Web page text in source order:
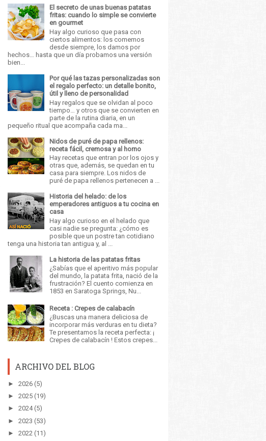
El secreto de unas buenas patatas
fritas: cuando lo simple se convierte
en gourmet
Hay algo curioso que pasa con
ciertos alimentos: los comemos
desde siempre, los damos por
hechos… hasta que un día probamos una versión
bien...
Por qué las tazas personalizadas son
el regalo perfecto: un detalle bonito,
útil y lleno de personalidad
Hay regalos que se olvidan al poco
tiempo… y otros que se convierten en
parte de la rutina diaria, en un
pequeño ritual que acompaña cada ma...
Nidos de puré de papa rellenos:
receta fácil, cremosa y al horno
Hay recetas que entran por los ojos y
otras que, además, se quedan en tu
casa para siempre. Los nidos de
puré de papa rellenos pertenecen a ...
Historia del helado: de los
emperadores antiguos a tu cocina en
casa
Hay algo curioso en el helado que
casi nadie se pregunta: ¿cómo es
posible que un postre tan cotidiano
tenga una historia tan antigua y, al ...
La historia de las patatas fritas
¿Sabías que el aperitivo más popular
del mundo, la patata frita, nació de la
frustración? El cuento comienza en
1853 en Saratoga Springs, Nu...
Receta : Crepes de calabacín
¿Buscas una manera deliciosa de
incorporar más verduras en tu dieta?
Te presentamos la receta perfecta: ¡
Crepes de calabacín ! Estos crepes...
ARCHIVO DEL BLOG
► 2026 (5)
► 2025 (19)
► 2024(5)
► 2023 (53)
► 2022 (11)